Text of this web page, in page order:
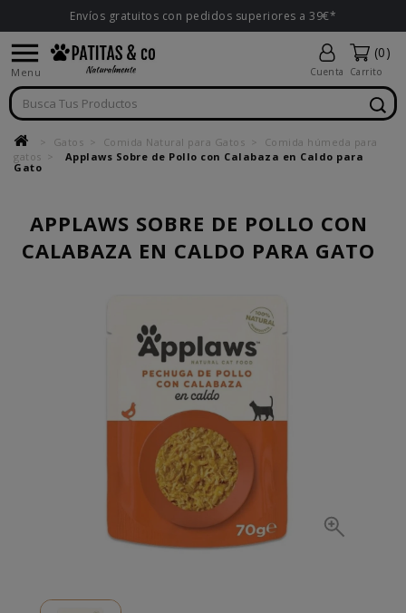
Envíos gratuitos con pedidos superiores a 39€*

Menu Cuenta
(0)
Carrito
Gatos Comida Natural para Gatos
Comida húmeda para
gatos
Applaws Sobre de Pollo con Calabaza en Caldo para
Gato
APPLAWS SOBRE DE POLLO CON
CALABAZA EN CALDO PARA GATO